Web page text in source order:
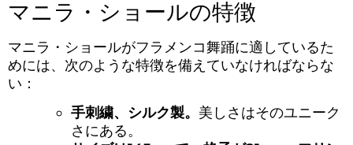
マニラ・ショールの特徴
マニラ・ショールがフラメンコ舞踊に適しているた
めには、次のような特徴を備えていなければならな
い：
手刺繍、シルク製。 美しさはそのユニーク
さにある。